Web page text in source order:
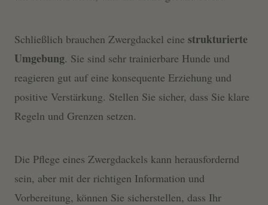
Schließlich brauchen Zwergdackel eine strukturierte
Umgebung. Sie sind sehr trainierbare Hunde und
reagieren gut auf eine konsequente Erziehung und
positive Verstärkung. Stellen Sie sicher, dass Sie klare
Regeln und Grenzen setzen.
Die Pflege eines Zwergdackels kann herausfordernd
sein, aber mit der richtigen Information und
Vorbereitung, können Sie sicherstellen, dass Ihr